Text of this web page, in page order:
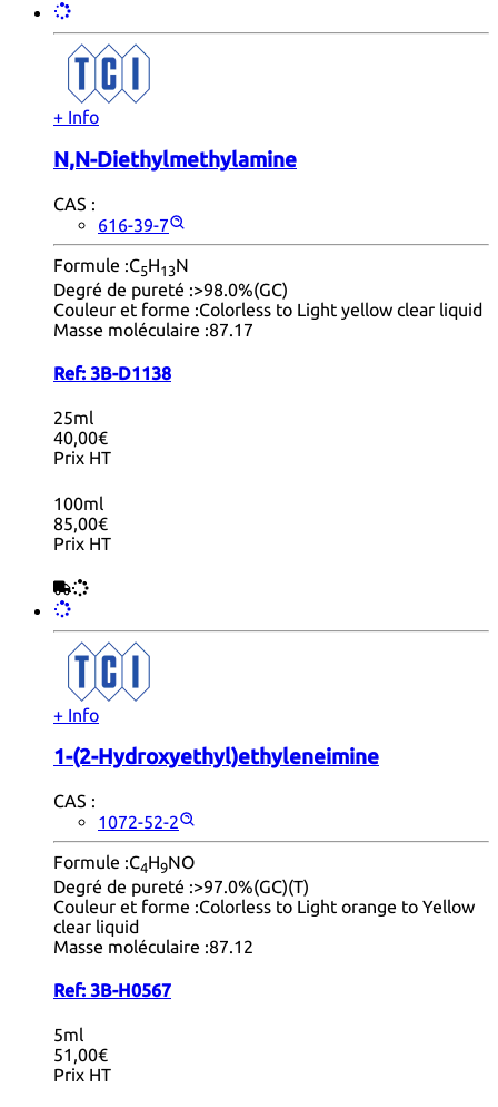
+ Info
N,N-Diethylmethylamine
CAS :
616-39-7
Formule :C5H13N
Degré de pureté :>98.0%(GC)
Couleur et forme :Colorless to Light yellow clear liquid
Masse moléculaire :87.17
Ref: 3B-D1138
25ml
40,00€
Prix HT
100ml
85,00€
Prix HT
+ Info
1-(2-Hydroxyethyl)ethyleneimine
CAS :
1072-52-2
Formule :C4H9NO
Degré de pureté :>97.0%(GC)(T)
Couleur et forme :Colorless to Light orange to Yellow
clear liquid
Masse moléculaire :87.12
Ref: 3B-H0567
5ml
51,00€
Prix HT